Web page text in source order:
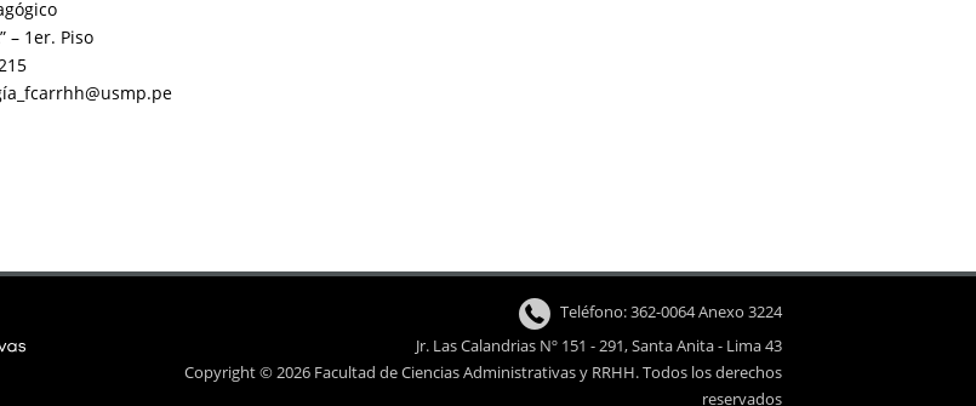
– 1er. Piso
Teléfono: 362-0064 Anexo 3224
Jr. Las Calandrias Nº 151 - 291, Santa Anita - Lima 43
Copyright © 2026 Facultad de Ciencias Administrativas y RRHH. Todos los derechos
reservados